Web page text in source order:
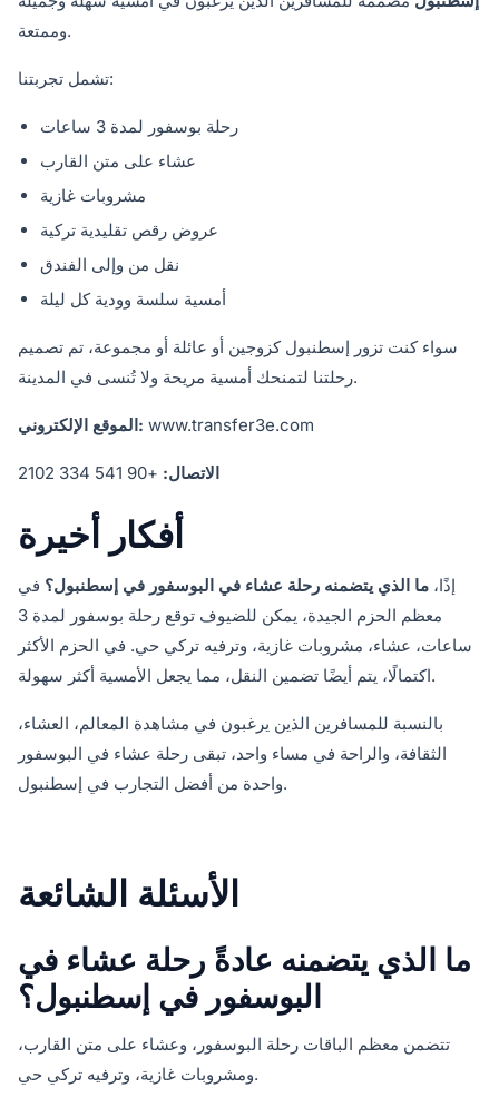
وممتعة.
تشمل تجربتنا:
رحلة بوسفور لمدة 3 ساعات
عشاء على متن القارب
مشروبات غازية
عروض رقص تقليدية تركية
نقل من وإلى الفندق
أمسية سلسة وودية كل ليلة
سواء كنت تزور إسطنبول كزوجين أو عائلة أو مجموعة، تم تصميم
رحلتنا لتمنحك أمسية مريحة ولا تُنسى في المدينة.
الموقع الإلكتروني: www.transfer3e.com
الاتصال: +90 541 334 2102
أفكار أخيرة
إذًا، ما الذي يتضمنه رحلة عشاء في البوسفور في إسطنبول؟ في
معظم الحزم الجيدة، يمكن للضيوف توقع رحلة بوسفور لمدة 3
ساعات، عشاء، مشروبات غازية، وترفيه تركي حي. في الحزم الأكثر
اكتمالًا، يتم أيضًا تضمين النقل، مما يجعل الأمسية أكثر سهولة.
بالنسبة للمسافرين الذين يرغبون في مشاهدة المعالم، العشاء،
الثقافة، والراحة في مساء واحد، تبقى رحلة عشاء في البوسفور
واحدة من أفضل التجارب في إسطنبول.
الأسئلة الشائعة
ما الذي يتضمنه عادةً رحلة عشاء في
البوسفور في إسطنبول؟
تتضمن معظم الباقات رحلة البوسفور، وعشاء على متن القارب،
ومشروبات غازية، وترفيه تركي حي.